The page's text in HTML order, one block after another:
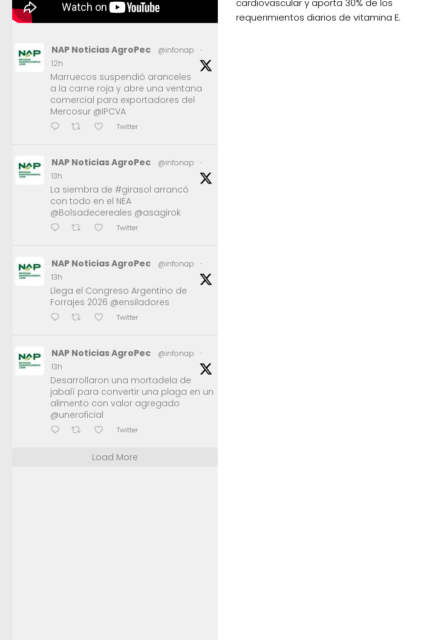
cardiovascular y aporta 30% de los
requerimientos diarios de vitamina E.
NAP Noticias AgroPec @infonap
·
12h
Marruecos suspendió aranceles
a la carne roja y abre una ventana
comercial para exportadores del
Mercosur @IPCVA
Twitter
NAP Noticias AgroPec @infonap
·
13h
La siembra de #girasol arrancó
con todo en el NEA
@Bolsadecereales @asagirok
Twitter
NAP Noticias AgroPec @infonap
·
13h
Llega el Congreso Argentino de
Forrajes 2026 @ensiladores
Twitter
NAP Noticias AgroPec @infonap
·
13h
Desarrollaron una mortadela de
jabalí para convertir una plaga en un
alimento con valor agregado
@uneroficial
Twitter
Load More